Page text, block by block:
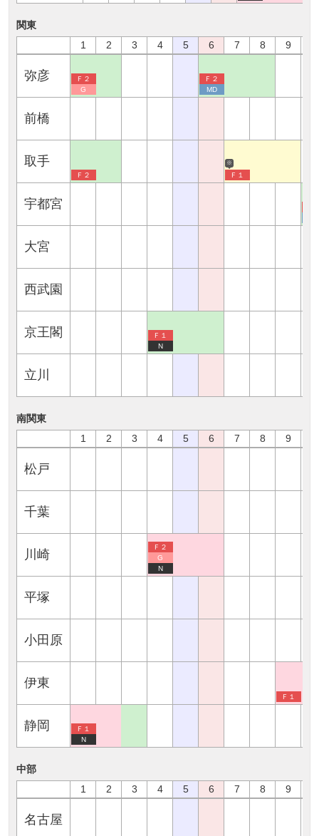
関東
1
2 3 4 5 6 7 8 9
弥彦
Ｆ２
G
Ｆ２
MD
前橋
取手
Ｆ２
※
Ｆ１
宇都宮
大宮
西武園
京王閣
Ｆ１
N
立川
南関東
1
2 3 4 5 6 7 8 9
松戸
千葉
川崎
Ｆ２
G
N
平塚
小田原
伊東
Ｆ１
静岡
Ｆ１
N
中部
1
2 3 4 5 6 7 8 9
名古屋